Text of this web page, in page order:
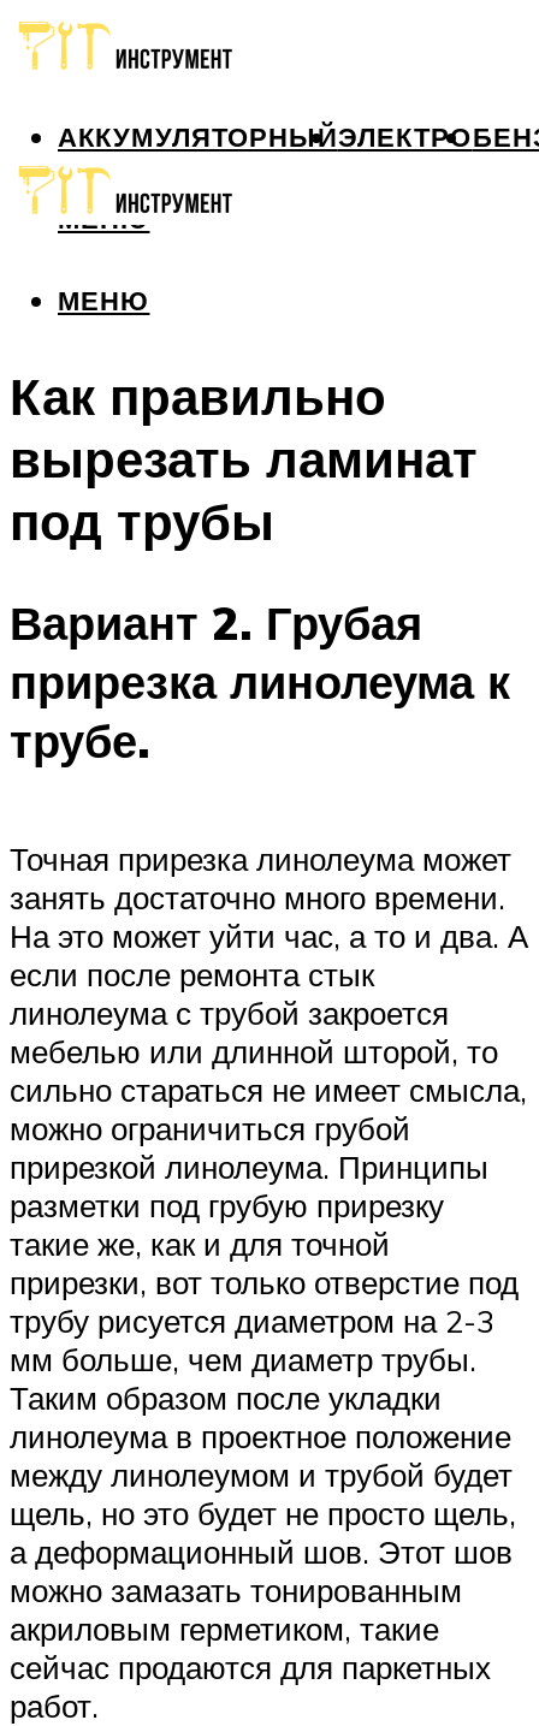
АККУМУЛЯТОРНЫЙЭЛЕКТРО
МЕНЮ
МЕНЮ
Как правильно
вырезать ламинат
под трубы
Вариант 2. Грубая
прирезка линолеума к
трубе.
Точная прирезка линолеума может
занять достаточно много времени.
На это может уйти час, а то и два. А
если после ремонта стык
линолеума с трубой закроется
мебелью или длинной шторой, то
сильно стараться не имеет смысла,
можно ограничиться грубой
прирезкой линолеума. Принципы
разметки под грубую прирезку
такие же, как и для точной
прирезки, вот только отверстие под
трубу рисуется диаметром на 2-3
мм больше, чем диаметр трубы.
Таким образом после укладки
линолеума в проектное положение
между линолеумом и трубой будет
щель, но это будет не просто щель,
а деформационный шов. Этот шов
можно замазать тонированным
акриловым герметиком, такие
сейчас продаются для паркетных
работ.